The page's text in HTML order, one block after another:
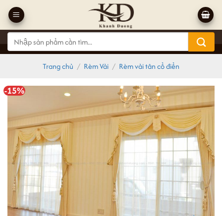
qua
nội
dung
Tìm
kiếm:
Trang chủ / Rèm Vải / Rèm vải tân cổ điển
-15%